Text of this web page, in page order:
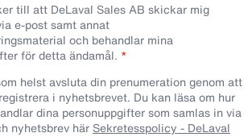
till att DeLaval Sales AB skickar mig
e-post samt annat
och behandlar mina
för detta ändamål.
helst avsluta din prenumeration genom att
i nyhetsbrevet. Du kan läsa om hur
dina personuppgifter som samlas in via
nyhetsbrev här Sekretesspolicy - DeLaval